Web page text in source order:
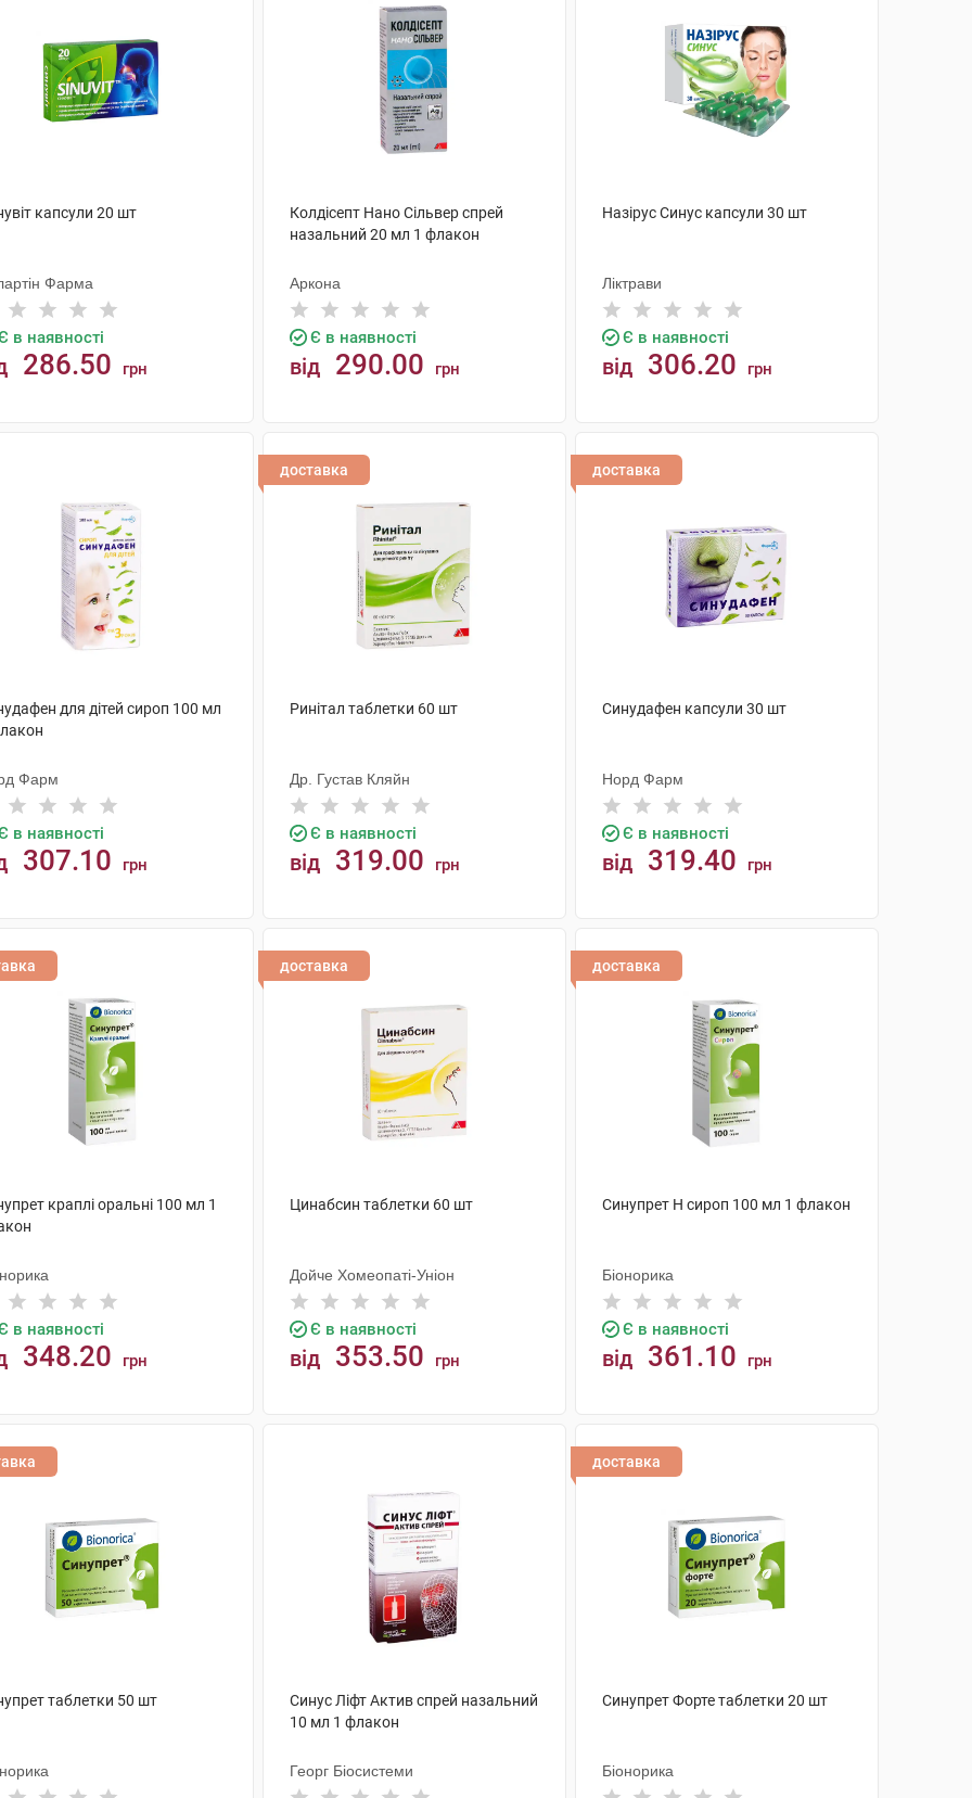
капсули 20 шт
Фарма
в наявності
286.50 грн
Колдісепт Нано Сільвер спрей
назальний 20 мл 1 флакон
Аркона
Є в наявності
від 290.00 грн
Назірус Синус капсули 30 шт
Ліктрави
Є в наявності
від 306.20 грн
для дітей сироп 100 мл
Фарм
в наявності
307.10 грн
доставка
Ринітал таблетки 60 шт
Др. Густав Кляйн
Є в наявності
від 319.00 грн
доставка
Синудафен капсули 30 шт
Норд Фарм
Є в наявності
від 319.40 грн
краплі оральні 100 мл 1
в наявності
348.20 грн
доставка
Цинабсин таблетки 60 шт
Дойче Хомеопаті-Уніон
Є в наявності
від 353.50 грн
доставка
Синупрет Н сироп 100 мл 1 флакон
Біонорика
Є в наявності
від 361.10 грн
таблетки 50 шт
Синус Ліфт Актив спрей назальний
10 мл 1 флакон
Георг Біосистеми
доставка
Синупрет Форте таблетки 20 шт
Біонорика